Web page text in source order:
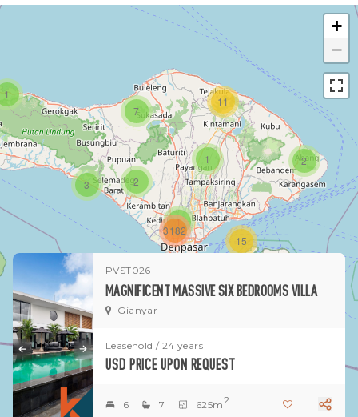
1
1
1
3
7
2
15
11
3182
2
+
−
PVST026
MAGNIFICENT MASSIVE SIX BEDROOMS VILLA
Gianyar
Leasehold / 24 years
USD PRICE UPON REQUEST
6 7 625m2